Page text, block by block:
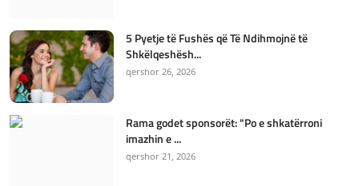
5 Pyetje të Fushës që Të Ndihmojnë të
Shkëlqeshësh...
qershor 26, 2026
Rama godet sponsorët: "Po e shkatërroni
imazhin e ...
qershor 21, 2026